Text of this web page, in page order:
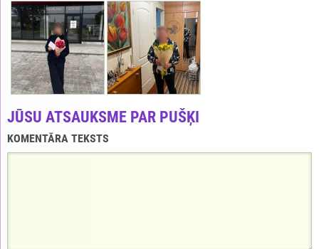
JŪSU ATSAUKSME PAR PUŠĶI
KOMENTĀRA TEKSTS